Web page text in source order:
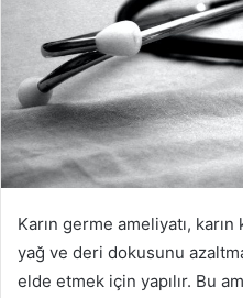
Karın germe ameliyatı, karın
yağ ve deri dokusunu
elde etmek için yapılır. Bu